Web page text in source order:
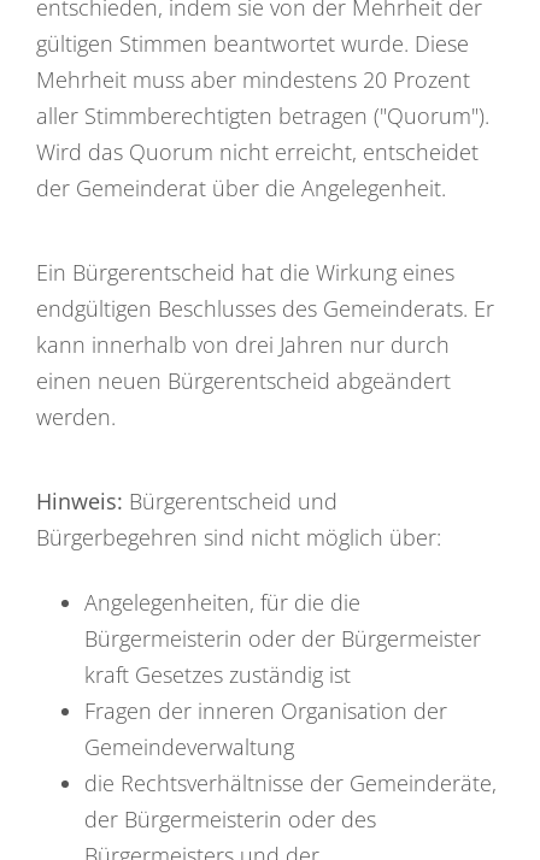
entschieden, indem sie von der Mehrheit der
gültigen Stimmen beantwortet wurde. Diese
Mehrheit muss aber mindestens 20 Prozent
aller Stimmberechtigten betragen ("Quorum").
Wird das Quorum nicht erreicht, entscheidet
der Gemeinderat über die Angelegenheit.
Ein Bürgerentscheid hat die Wirkung eines
endgültigen Beschlusses des Gemeinderats. Er
kann innerhalb von drei Jahren nur durch
einen neuen Bürgerentscheid abgeändert
werden.
Hinweis: Bürgerentscheid und
Bürgerbegehren sind nicht möglich über:
Angelegenheiten, für die die
Bürgermeisterin oder der Bürgermeister
kraft Gesetzes zuständig ist
Fragen der inneren Organisation der
Gemeindeverwaltung
die Rechtsverhältnisse der Gemeinderäte,
der Bürgermeisterin oder des